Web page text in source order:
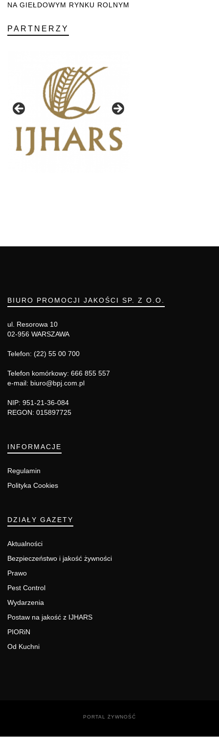
NA GIEŁDOWYM RYNKU ROLNYM
PARTNERZY
BIURO PROMOCJI JAKOŚCI SP. Z O.O.
ul. Resorowa 10
02-956 WARSZAWA
Telefon: (22) 55 00 700
Telefon komórkowy: 666 855 557
e-mail: biuro@bpj.com.pl
NIP: 951-21-36-084
REGON: 015897725
INFORMACJE
Regulamin
Polityka Cookies
DZIAŁY GAZETY
Aktualności
Bezpieczeństwo i jakość żywności
Prawo
Pest Control
Wydarzenia
Postaw na jakość z IJHARS
PIORiN
Od Kuchni
PORTAL ŻYWNOŚĆ